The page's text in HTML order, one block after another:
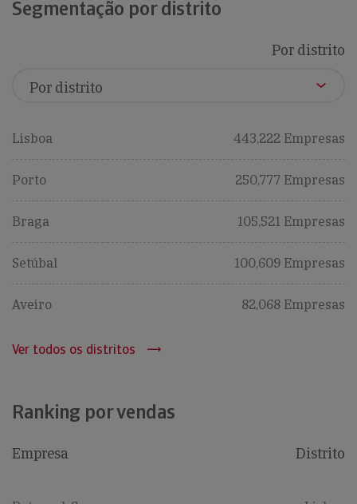
Segmentação por distrito
Por distrito
Lisboa 443,222 Empresas
Porto 250,777 Empresas
Braga 105,521 Empresas
Setúbal 100,609 Empresas
Aveiro 82,068 Empresas
Ver todos os distritos
Ranking por vendas
Empresa Distrito